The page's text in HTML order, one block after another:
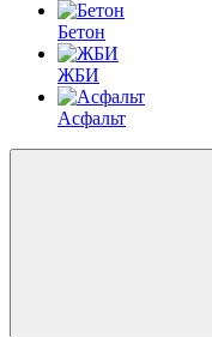
Бетон
ЖБИ
Асфальт